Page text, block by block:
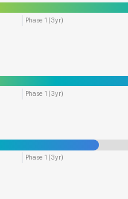
Phase 1 (3yr)
Phase 1 (3yr)
Phase 1 (3yr)